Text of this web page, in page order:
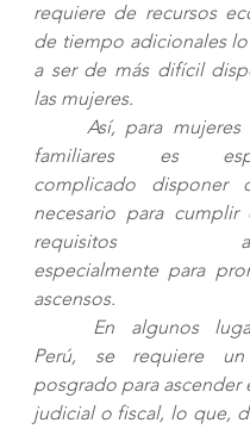
requiere de recursos
de tiempo adicionales
a ser de más difícil
las mujeres.
Así, para mujeres
familiares es
complicado disponer
necesario para cumplir
requisitos
especialmente para
ascensos.
En algunos
Perú, se requiere
posgrado para ascender
judicial o fiscal, lo que,